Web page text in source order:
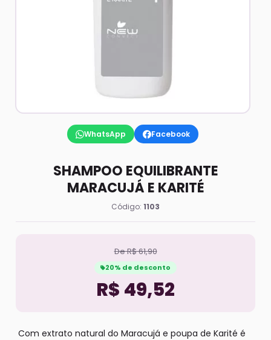
WhatsApp Facebook
SHAMPOO EQUILIBRANTE
MARACUJÁ E KARITÉ
Código: 1103
De R$ 61,90
20% de desconto
R$ 49,52
Com extrato natural do Maracujá e poupa de Karité é